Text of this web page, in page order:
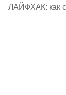
ЛАЙФХАК: как